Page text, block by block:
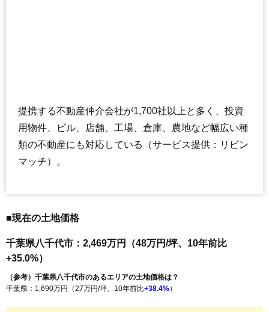
提携する不動産仲介会社が1,700社以上と多く、投資
用物件、ビル、店舗、工場、倉庫、農地など幅広い種
類の不動産にも対応している（サービス提供：リビン
マッチ）。
■現在の土地価格
千葉県八千代市：2,469万円（48万円/坪、10年前比
+35.0%）
（参考）千葉県八千代市のあるエリアの土地価格は？
千葉県：1,690万円（27万円/坪、10年前比+38.4%）